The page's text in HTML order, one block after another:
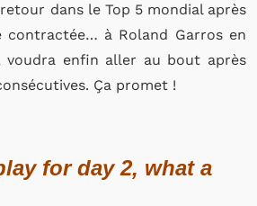
dans le Top 5 mondial après
contractée… à Roland Garros en
voudra enfin aller au bout après
Ça promet !
for day 2, what a